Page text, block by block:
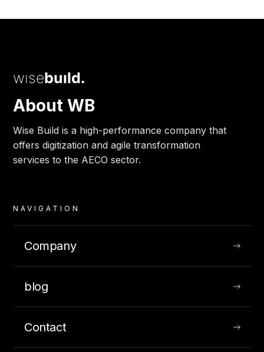
wisebuild.
NAVIGATION
Company
blog
Contact
About WB
Wise Build is a high-performance company that
offers digitization and agile transformation
services to the AECO sector.